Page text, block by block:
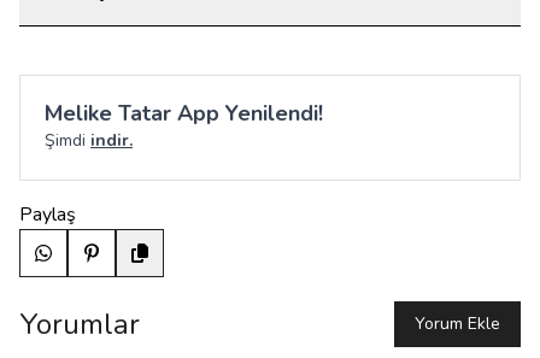
Melike Tatar App Yenilendi!
Şimdi indir.
Paylaş
Yorumlar Yorum Ekle